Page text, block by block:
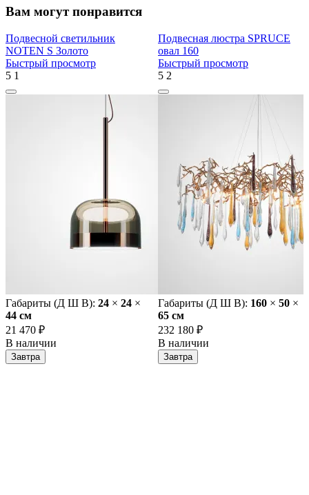
Вам могут понравится
Подвесной светильник
NOTEN S Золото
Быстрый просмотр
5 1
Габариты (Д Ш В): 24 × 24 ×
44 cм
21 470 ₽
В наличии
Завтра
Подвесная люстра SPRUCE
овал 160
Быстрый просмотр
5 2
Габариты (Д Ш В): 160 × 50 ×
65 cм
232 180 ₽
В наличии
Завтра